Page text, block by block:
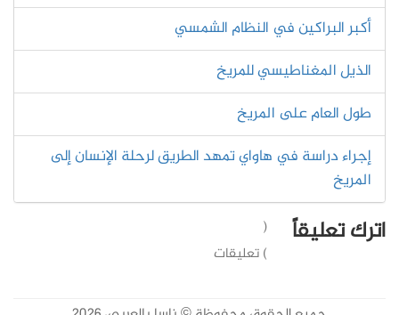
أكبر البراكين في النظام الشمسي
الذيل المغناطيسي للمريخ
طول العام على المريخ
إجراء دراسة في هاواي تمهد الطريق لرحلة الإنسان إلى
المريخ
اترك تعليقاً
(
) تعليقات